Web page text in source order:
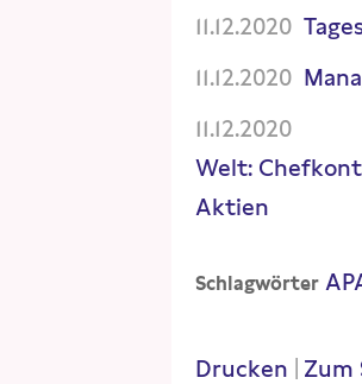
11.12.2020
11.12.2020
11.12.2020
Welt:
Aktien
Schlagwörter
Drucken Zum